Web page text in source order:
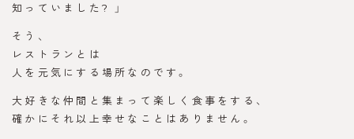
知っていました? 」
そう、
レストランとは
人を元気にする場所なのです。
大好きな仲間と集まって楽しく食事をする、
確かにそれ以上幸せなことはありません。